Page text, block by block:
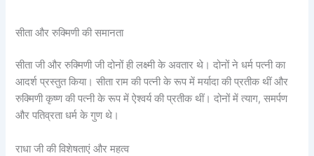
सीता और रुक्मिणी की समानता
सीता जी और रुक्मिणी जी दोनों ही लक्ष्मी के अवतार थे। दोनों ने धर्म पत्नी का
आदर्श प्रस्तुत किया। सीता राम की पत्नी के रूप में मर्यादा की प्रतीक थीं और
रुक्मिणी कृष्ण की पत्नी के रूप में ऐश्वर्य की प्रतीक थीं। दोनों में त्याग, समर्पण
और पतिव्रता धर्म के गुण थे।
राधा जी की विशेषताएं और महत्व